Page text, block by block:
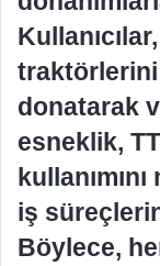
traktörlerini
donatarak
esneklik,
iş
Böylece,